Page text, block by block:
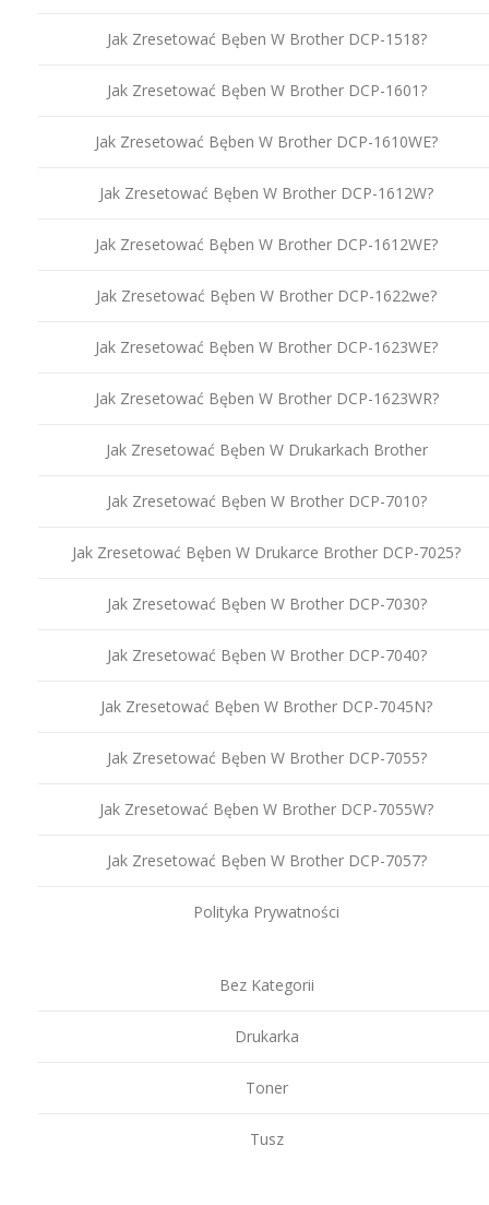
Jak Zresetować Bęben W Brother DCP-1518?
Jak Zresetować Bęben W Brother DCP-1601?
Jak Zresetować Bęben W Brother DCP-1610WE?
Jak Zresetować Bęben W Brother DCP-1612W?
Jak Zresetować Bęben W Brother DCP-1612WE?
Jak Zresetować Bęben W Brother DCP-1622we?
Jak Zresetować Bęben W Brother DCP-1623WE?
Jak Zresetować Bęben W Brother DCP-1623WR?
Jak Zresetować Bęben W Drukarkach Brother
Jak Zresetować Bęben W Brother DCP-7010?
Jak Zresetować Bęben W Drukarce Brother DCP-7025?
Jak Zresetować Bęben W Brother DCP-7030?
Jak Zresetować Bęben W Brother DCP-7040?
Jak Zresetować Bęben W Brother DCP-7045N?
Jak Zresetować Bęben W Brother DCP-7055?
Jak Zresetować Bęben W Brother DCP-7055W?
Jak Zresetować Bęben W Brother DCP-7057?
Polityka Prywatności
Bez Kategorii
Drukarka
Toner
Tusz